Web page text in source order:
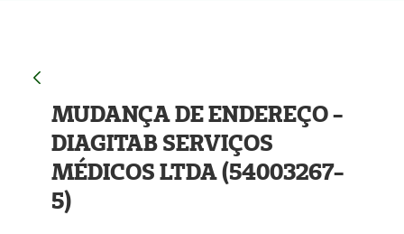
MUDANÇA DE ENDEREÇO -
DIAGITAB SERVIÇOS
MÉDICOS LTDA (54003267-
5)